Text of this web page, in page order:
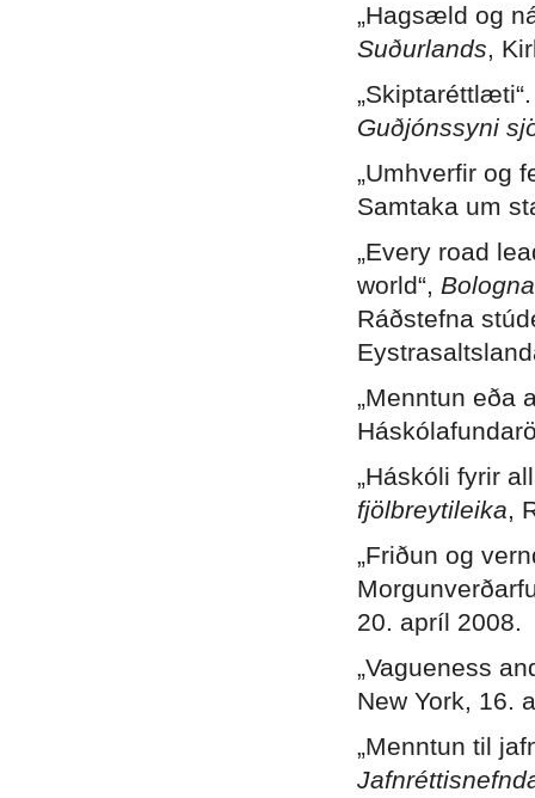
„Hagsæld og
Suðurlands,
Guðjónssyni
„Umhverfir og
Samtaka um
„Every road
world“,
Ráðstefna
„Menntun eða
„Háskóli fyrir
fjölbreytileika,
„Friðun og
20. apríl 2008.
„Vagueness
New York, 16.
„Menntun til